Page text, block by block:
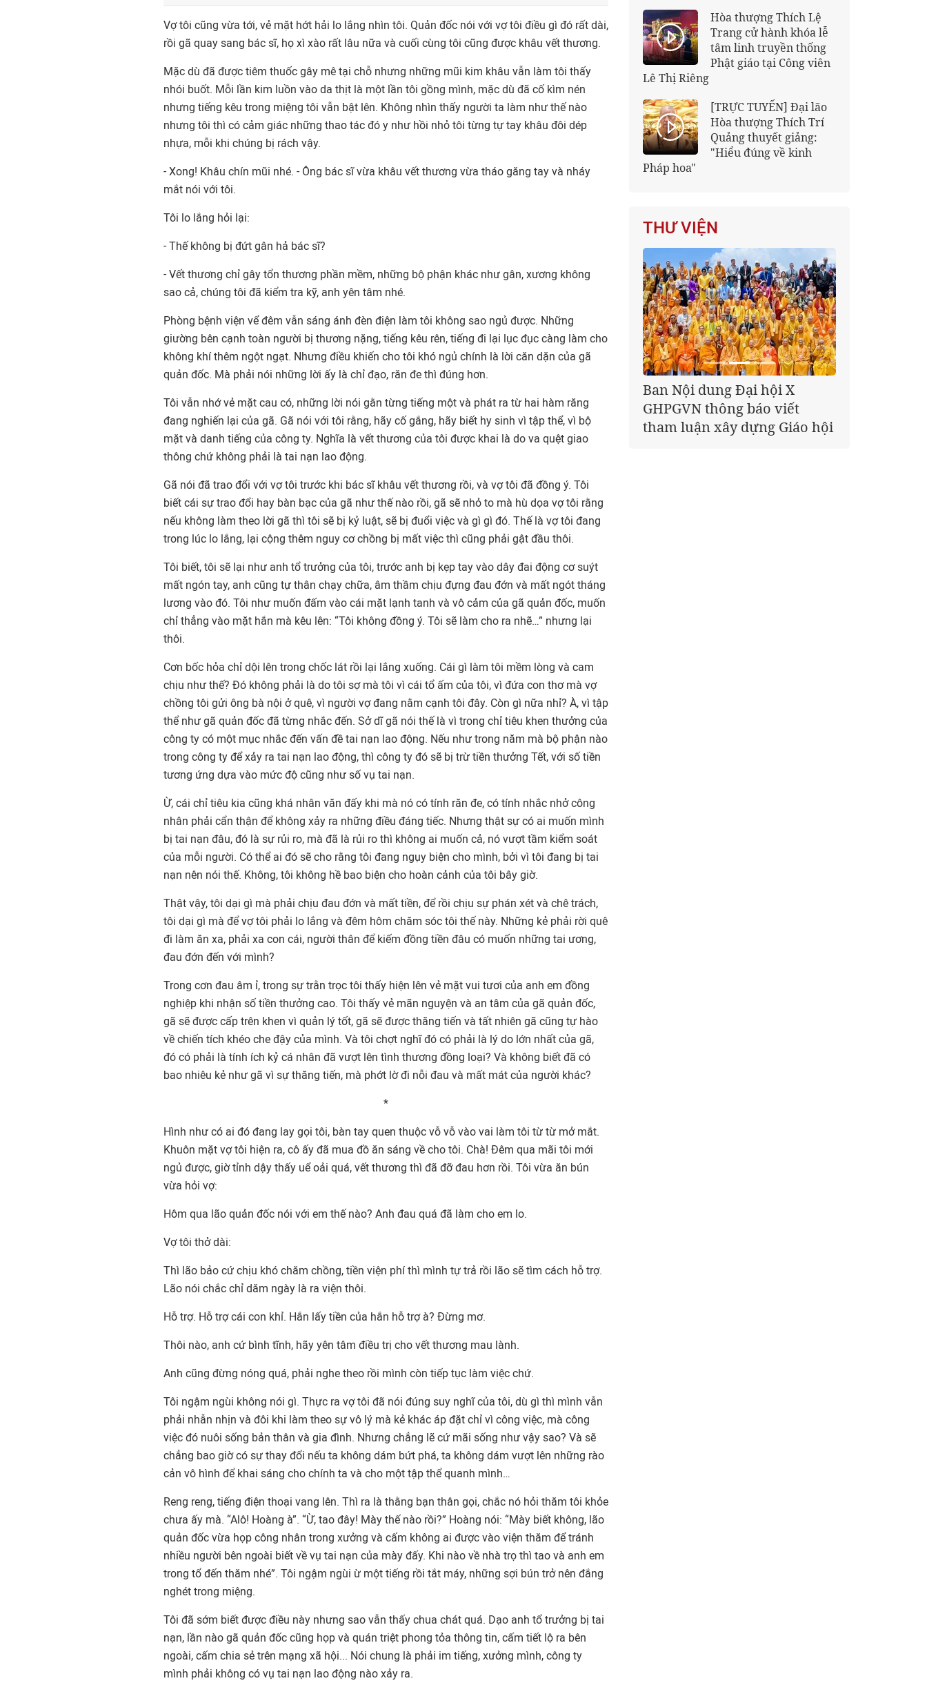
Vợ tôi cũng vừa tới, vẻ mặt hớt hải lo lắng nhìn tôi. Quản đốc nói với vợ tôi điều gì đó rất dài,
rồi gã quay sang bác sĩ, họ xì xào rất lâu nữa và cuối cùng tôi cũng được khâu vết thương.
Mặc dù đã được tiêm thuốc gây mê tại chỗ nhưng những mũi kim khâu vẫn làm tôi thấy
nhói buốt. Mỗi lần kim luồn vào da thịt là một lần tôi gồng mình, mặc dù đã cố kìm nén
nhưng tiếng kêu trong miệng tôi vẫn bật lên. Không nhìn thấy người ta làm như thế nào
nhưng tôi thì có cảm giác những thao tác đó y như hồi nhỏ tôi từng tự tay khâu đôi dép
nhựa, mỗi khi chúng bị rách vậy.
- Xong! Khâu chín mũi nhé. - Ông bác sĩ vừa khâu vết thương vừa tháo găng tay và nháy
mắt nói với tôi.
Tôi lo lắng hỏi lại:
- Thế không bị đứt gân hả bác sĩ?
- Vết thương chỉ gây tổn thương phần mềm, những bộ phận khác như gân, xương không
sao cả, chúng tôi đã kiểm tra kỹ, anh yên tâm nhé.
Phòng bệnh viện vể đêm vẫn sáng ánh đèn điện làm tôi không sao ngủ được. Những
giường bên cạnh toàn người bị thương nặng, tiếng kêu rên, tiếng đi lại lục đục càng làm cho
không khí thêm ngột ngạt. Nhưng điều khiến cho tôi khó ngủ chính là lời căn dặn của gã
quản đốc. Mà phải nói những lời ấy là chỉ đạo, răn đe thì đúng hơn.
Tôi vẫn nhớ vẻ mặt cau có, những lời nói gằn từng tiếng một và phát ra từ hai hàm răng
đang nghiến lại của gã. Gã nói với tôi rằng, hãy cố gắng, hãy biết hy sinh vì tập thể, vì bộ
mặt và danh tiếng của công ty. Nghĩa là vết thương của tôi được khai là do va quệt giao
thông chứ không phải là tai nạn lao động.
Gã nói đã trao đổi với vợ tôi trước khi bác sĩ khâu vết thương rồi, và vợ tôi đã đồng ý. Tôi
biết cái sự trao đổi hay bàn bạc của gã như thế nào rồi, gã sẽ nhỏ to mà hù dọa vợ tôi rằng
nếu không làm theo lời gã thì tôi sẽ bị kỷ luật, sẽ bị đuổi việc và gì gì đó. Thế là vợ tôi đang
trong lúc lo lắng, lại cộng thêm nguy cơ chồng bị mất việc thì cũng phải gật đầu thôi.
Tôi biết, tôi sẽ lại như anh tổ trưởng của tôi, trước anh bị kẹp tay vào dây đai động cơ suýt
mất ngón tay, anh cũng tự thân chạy chữa, âm thầm chịu đựng đau đớn và mất ngót tháng
lương vào đó. Tôi như muốn đấm vào cái mặt lạnh tanh và vô cảm của gã quản đốc, muốn
chỉ thẳng vào mặt hắn mà kêu lên: “Tôi không đồng ý. Tôi sẽ làm cho ra nhẽ…” nhưng lại
thôi.
Cơn bốc hỏa chỉ dội lên trong chốc lát rồi lại lắng xuống. Cái gì làm tôi mềm lòng và cam
chịu như thế? Đó không phải là do tôi sợ mà tôi vì cái tổ ấm của tôi, vì đứa con thơ mà vợ
chồng tôi gửi ông bà nội ở quê, vì người vợ đang nằm cạnh tôi đây. Còn gì nữa nhỉ? À, vì tập
thể như gã quản đốc đã từng nhắc đến. Sở dĩ gã nói thế là vì trong chỉ tiêu khen thưởng của
công ty có một mục nhắc đến vấn đề tai nạn lao động. Nếu như trong năm mà bộ phận nào
trong công ty để xảy ra tai nạn lao động, thì công ty đó sẽ bị trừ tiền thưởng Tết, với số tiền
tương ứng dựa vào mức độ cũng như số vụ tai nạn.
Ừ, cái chỉ tiêu kia cũng khá nhân văn đấy khi mà nó có tính răn đe, có tính nhắc nhở công
nhân phải cẩn thận để không xảy ra những điều đáng tiếc. Nhưng thật sự có ai muốn mình
bị tai nạn đâu, đó là sự rủi ro, mà đã là rủi ro thì không ai muốn cả, nó vượt tầm kiểm soát
của mỗi người. Có thể ai đó sẽ cho rằng tôi đang ngụy biện cho mình, bởi vì tôi đang bị tai
nạn nên nói thế. Không, tôi không hề bao biện cho hoàn cảnh của tôi bây giờ.
Thật vậy, tôi dại gì mà phải chịu đau đớn và mất tiền, để rồi chịu sự phán xét và chê trách,
tôi dại gì mà để vợ tôi phải lo lắng và đêm hôm chăm sóc tôi thế này. Những kẻ phải rời quê
đi làm ăn xa, phải xa con cái, người thân để kiếm đồng tiền đâu có muốn những tai ương,
đau đớn đến với mình?
Trong cơn đau âm ỉ, trong sự trằn trọc tôi thấy hiện lên vẻ mặt vui tươi của anh em đồng
nghiệp khi nhận số tiền thưởng cao. Tôi thấy vẻ mãn nguyện và an tâm của gã quản đốc,
gã sẽ được cấp trên khen vì quản lý tốt, gã sẽ được thăng tiến và tất nhiên gã cũng tự hào
về chiến tích khéo che đậy của mình. Và tôi chợt nghĩ đó có phải là lý do lớn nhất của gã,
đó có phải là tính ích kỷ cá nhân đã vượt lên tình thương đồng loại? Và không biết đã có
bao nhiêu kẻ như gã vì sự thăng tiến, mà phớt lờ đi nỗi đau và mất mát của người khác?
*
Hình như có ai đó đang lay gọi tôi, bàn tay quen thuộc vỗ vỗ vào vai làm tôi từ từ mở mắt.
Khuôn mặt vợ tôi hiện ra, cô ấy đã mua đồ ăn sáng về cho tôi. Chà! Đêm qua mãi tôi mới
ngủ được, giờ tỉnh dậy thấy uể oải quá, vết thương thì đã đỡ đau hơn rồi. Tôi vừa ăn bún
vừa hỏi vợ:
Hôm qua lão quản đốc nói với em thế nào? Anh đau quá đã làm cho em lo.
Vợ tôi thở dài:
Thì lão bảo cứ chịu khó chăm chồng, tiền viện phí thì mình tự trả rồi lão sẽ tìm cách hỗ trợ.
Lão nói chắc chỉ dăm ngày là ra viện thôi.
Hỗ trợ. Hỗ trợ cái con khỉ. Hắn lấy tiền của hắn hỗ trợ à? Đừng mơ.
Thôi nào, anh cứ bình tĩnh, hãy yên tâm điều trị cho vết thương mau lành.
Anh cũng đừng nóng quá, phải nghe theo rồi mình còn tiếp tục làm việc chứ.
Tôi ngậm ngùi không nói gì. Thực ra vợ tôi đã nói đúng suy nghĩ của tôi, dù gì thì mình vẫn
phải nhẫn nhịn và đôi khi làm theo sự vô lý mà kẻ khác áp đặt chỉ vì công việc, mà công
việc đó nuôi sống bản thân và gia đình. Nhưng chẳng lẽ cứ mãi sống như vậy sao? Và sẽ
chẳng bao giờ có sự thay đổi nếu ta không dám bứt phá, ta không dám vượt lên những rào
cản vô hình để khai sáng cho chính ta và cho một tập thể quanh mình…
Reng reng, tiếng điện thoại vang lên. Thì ra là thằng bạn thân gọi, chắc nó hỏi thăm tôi khỏe
chưa ấy mà. “Alô! Hoàng à”. “Ừ, tao đây! Mày thế nào rồi?” Hoàng nói: “Mày biết không, lão
quản đốc vừa họp công nhân trong xưởng và cấm không ai được vào viện thăm để tránh
nhiều người bên ngoài biết về vụ tai nạn của mày đấy. Khi nào về nhà trọ thì tao và anh em
trong tổ đến thăm nhé”. Tôi ngậm ngùi ừ một tiếng rồi tắt máy, những sợi bún trở nên đắng
nghét trong miệng.
Tôi đã sớm biết được điều này nhưng sao vẫn thấy chua chát quá. Dạo anh tổ trưởng bị tai
nạn, lần nào gã quản đốc cũng họp và quán triệt phong tỏa thông tin, cấm tiết lộ ra bên
ngoài, cấm chia sẻ trên mạng xã hội... Nói chung là phải im tiếng, xưởng mình, công ty
mình phải không có vụ tai nạn lao động nào xảy ra.
Hòa thượng Thích Lệ
Trang cử hành khóa lễ
tâm linh truyền thống
Phật giáo tại Công viên
Lê Thị Riêng
[TRỰC TUYẾN] Đại lão
Hòa thượng Thích Trí
Quảng thuyết giảng:
"Hiểu đúng về kinh
Pháp hoa"
THƯ VIỆN
Giáo hội kêu gọi Tăng Ni,
Phật tử cả nước thể hiện tấm
lòng tri ân trọn vẹn nghĩa